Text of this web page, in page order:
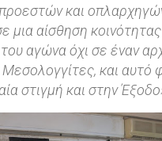
και
μια αίσθηση
αγώνα όχι σε έναν
και αυτό
στιγμή και στην